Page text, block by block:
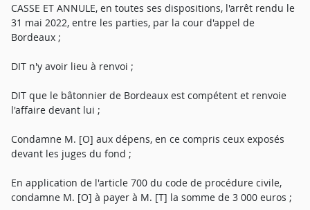
CASSE ET ANNULE, en toutes ses dispositions, l'arrêt rendu le
31 mai 2022, entre les parties, par la cour d'appel de
Bordeaux ;
DIT n'y avoir lieu à renvoi ;
DIT que le bâtonnier de Bordeaux est compétent et renvoie
l'affaire devant lui ;
Condamne M. [O] aux dépens, en ce compris ceux exposés
devant les juges du fond ;
En application de l'article 700 du code de procédure civile,
condamne M. [O] à payer à M. [T] la somme de 3 000 euros ;